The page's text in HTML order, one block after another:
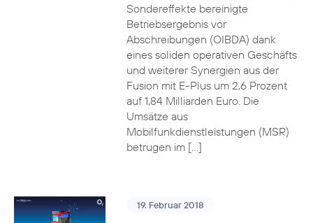
Sondereffekte bereinigte
Betriebsergebnis vor
Abschreibungen (OIBDA) dank
eines soliden operativen Geschäfts
und weiterer Synergien aus der
Fusion mit E-Plus um 2,6 Prozent
auf 1,84 Milliarden Euro. Die
Umsätze aus
Mobilfunkdienstleistungen (MSR)
betrugen im […]
19. Februar 2018